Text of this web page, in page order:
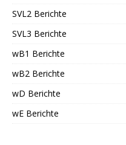
SVL2 Berichte
SVL3 Berichte
wB1 Berichte
wB2 Berichte
wD Berichte
wE Berichte